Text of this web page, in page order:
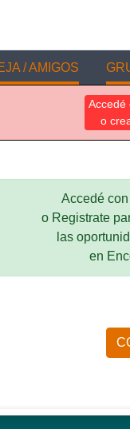
/ AMIGOS
Accedé
o
Accedé
o Registrate
las
en